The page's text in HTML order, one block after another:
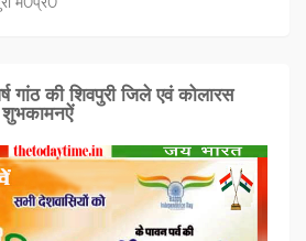
गांठ की शिवपुरी जिले एवं कोलारस
शुभकामनऐं